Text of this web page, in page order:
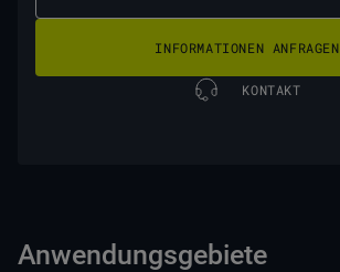
INFORMATIONEN ANFRAGEN
KONTAKT
Anwendungsgebiete